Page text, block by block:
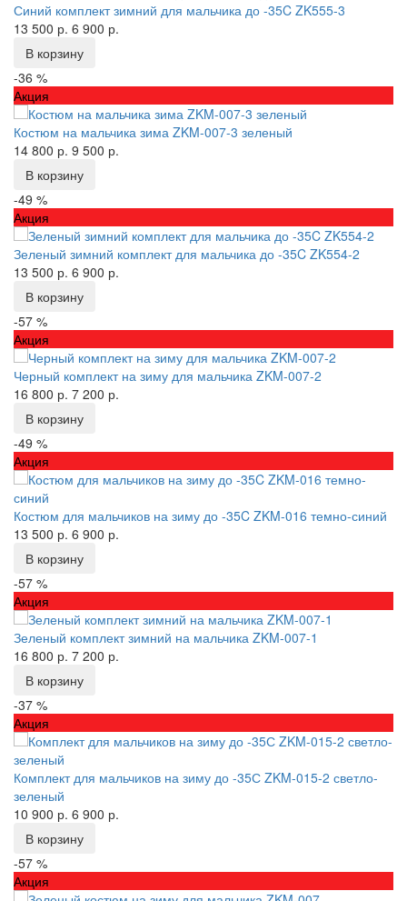
Синий комплект зимний для мальчика до -35C ZK555-3
13 500 р. 6 900 р.
В корзину
-36 %
Акция
Костюм на мальчика зима ZKM-007-3 зеленый
14 800 р. 9 500 р.
В корзину
-49 %
Акция
Зеленый зимний комплект для мальчика до -35C ZK554-2
13 500 р. 6 900 р.
В корзину
-57 %
Акция
Черный комплект на зиму для мальчика ZKM-007-2
16 800 р. 7 200 р.
В корзину
-49 %
Акция
Костюм для мальчиков на зиму до -35C ZKM-016 темно-синий
13 500 р. 6 900 р.
В корзину
-57 %
Акция
Зеленый комплект зимний на мальчика ZKM-007-1
16 800 р. 7 200 р.
В корзину
-37 %
Акция
Комплект для мальчиков на зиму до -35С ZKM-015-2 светло-
зеленый
10 900 р. 6 900 р.
В корзину
-57 %
Акция